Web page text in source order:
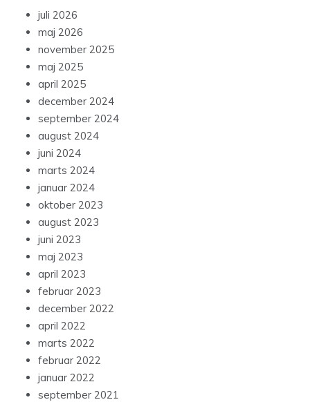
juli 2026
maj 2026
november 2025
maj 2025
april 2025
december 2024
september 2024
august 2024
juni 2024
marts 2024
januar 2024
oktober 2023
august 2023
juni 2023
maj 2023
april 2023
februar 2023
december 2022
april 2022
marts 2022
februar 2022
januar 2022
september 2021